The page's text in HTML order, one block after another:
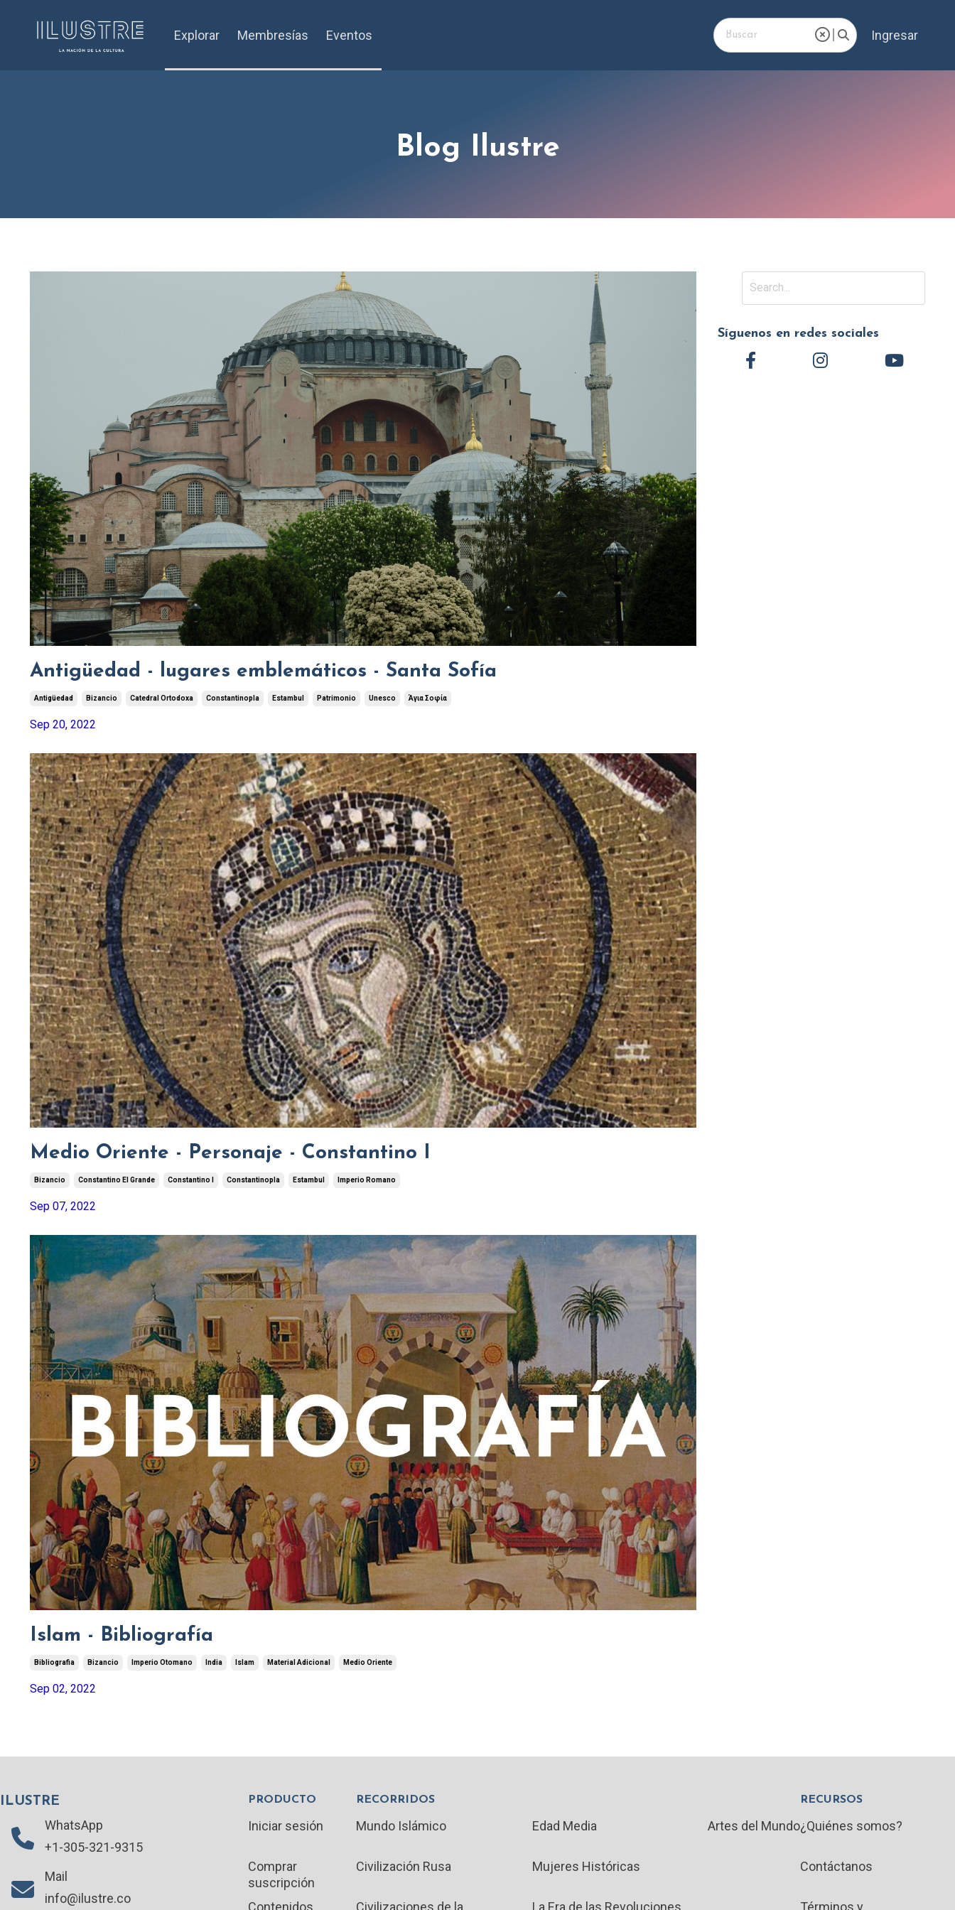
Explorar Membresías Eventos Ingresar
Blog Ilustre
Antigüedad - lugares emblemáticos - Santa Sofía
Antigüedad Bizancio Catedral Ortodoxa Constantinopla Estambul Patrimonio Unesco Άγια Σοφία
Sep 20, 2022
Medio Oriente - Personaje - Constantino I
Bizancio Constantino El Grande Constantino I Constantinopla Estambul Imperio Romano
Sep 07, 2022
Islam - Bibliografía
Bibliografia Bizancio Imperio Otomano India Islam Material Adicional Medio Oriente
Sep 02, 2022
Síguenos en redes sociales
ILUSTRE
WhatsApp
+1-305-321-9315
Mail
info@ilustre.co
PRODUCTO
Iniciar sesión
Comprar
suscripción
Contenidos
RECORRIDOS
Mundo Islámico
Civilización Rusa
Civilizaciones de la
Edad Media
Mujeres Históricas
La Era de las Revoluciones
Artes del Mundo
RECURSOS
¿Quiénes somos?
Contáctanos
Términos y